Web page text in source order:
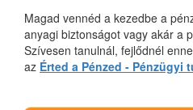
Magad vennéd a kezedbe a
anyagi biztonságot vagy akár a
Szívesen tanulnál, fejlődnél
az Érted a Pénzed - Pénzügyi